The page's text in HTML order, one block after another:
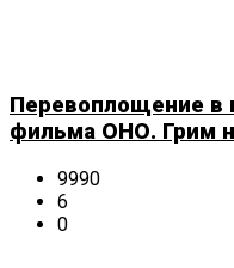
Перевоплощение в
фильма ОНО. Грим
9990
6
0